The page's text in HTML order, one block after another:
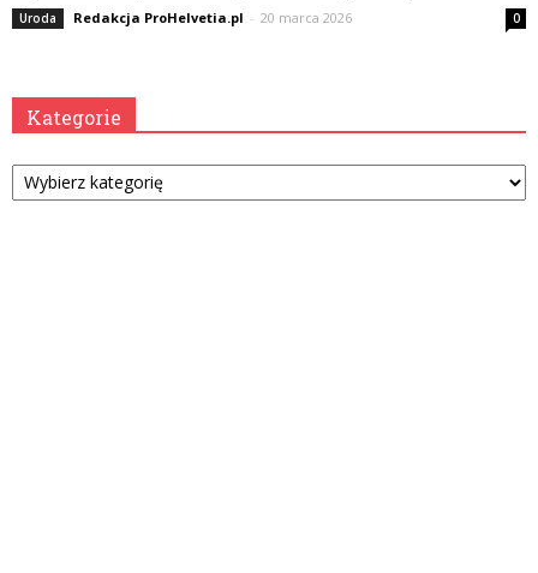
Uroda Redakcja ProHelvetia.pl - 20 marca 2026 0
Kategorie
Kategorie